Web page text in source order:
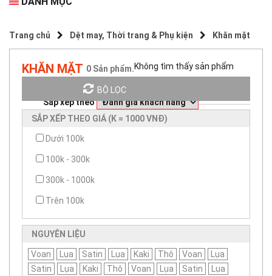
Trang chủ Dệt may, Thời trang & Phụ kiện Khăn mặt
KHĂN MẶT 0 Sản phẩm.
Sắp xếp theo
Không tìm thấy sản phẩm
BỘ LỌC
SẮP XẾP THEO GIÁ (K = 1000 VNĐ)
Dưới 100k
100k - 300k
300k - 1000k
Trên 100k
NGUYÊN LIỆU
Voan Lụa Satin Lụa Kaki Thô Voan
Lụa
Satin
Lụa Kaki Thô Voan Lụa Satin
Lụa